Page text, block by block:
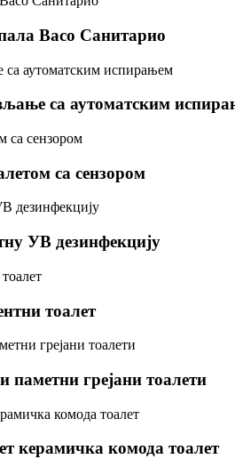
Васо Санитарио
са аутоматским
са сензором
УВ дезинфекцију
тоалет
паметни грејани тоалети
керамичка комода тоалет